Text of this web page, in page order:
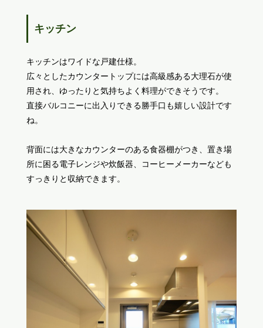
キッチン
キッチンはワイドな戸建仕様。
広々としたカウンタートップには高級感ある大理石が使
用され、ゆったりと気持ちよく料理ができそうです。
直接バルコニーに出入りできる勝手口も嬉しい設計です
ね。
背面には大きなカウンターのある食器棚がつき、置き場
所に困る電子レンジや炊飯器、コーヒーメーカーなども
すっきりと収納できます。